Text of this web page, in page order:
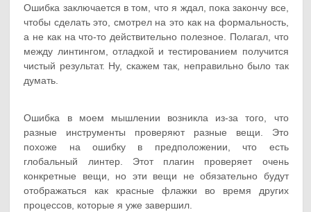
Ошибка заключается в том, что я ждал, пока закончу все,
чтобы сделать это, смотрел на это как на формальность,
а не как на что-то действительно полезное. Полагал, что
между линтингом, отладкой и тестированием получится
чистый результат. Ну, скажем так, неправильно было так
думать.
Ошибка в моем мышлении возникла из-за того, что
разные инструменты проверяют разные вещи. Это
похоже на ошибку в предположении, что есть
глобальный линтер. Этот плагин проверяет очень
конкретные вещи, но эти вещи не обязательно будут
отображаться как красные флажки во время других
процессов, которые я уже завершил.